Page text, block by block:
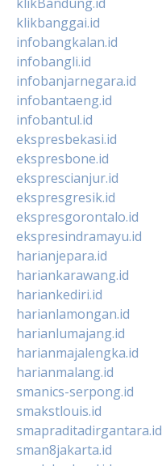
klikbanggai.id
infobangkalan.id
infobangli.id
infobanjarnegara.id
infobantaeng.id
infobantul.id
ekspresbekasi.id
ekspresbone.id
eksprescianjur.id
ekspresgresik.id
ekspresgorontalo.id
ekspresindramayu.id
harianjepara.id
hariankarawang.id
hariankediri.id
harianlamongan.id
harianlumajang.id
harianmajalengka.id
harianmalang.id
smanics-serpong.id
smakstlouis.id
smapraditadirgantara.id
sman8jakarta.id